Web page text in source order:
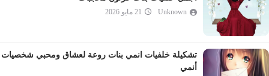
Unknown 21 مايو 2026
تشكيلة خلفيات انمي بنات روعة لعشاق ومحبي شخصيات
أنمي